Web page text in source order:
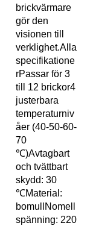
brickvärmare
gör den
visionen till
verklighet.Alla
specifikatione
rPassar för 3
till 12 brickor4
justerbara
temperaturniv
åer (40-50-60-
70
℃)Avtagbart
och tvättbart
skydd: 30
℃Material:
bomullNomell
spänning: 220